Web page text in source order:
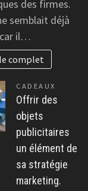
des firmes.
semblait déjà
il…
complet
CADEAUX
Offrir des
objets
publicitaires
un élément de
sa stratégie
marketing.